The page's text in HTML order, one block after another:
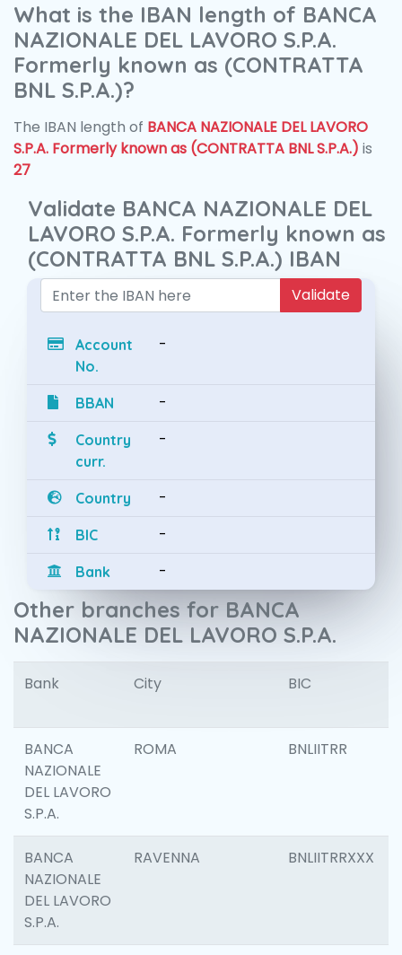
What is the IBAN length of BANCA
NAZIONALE DEL LAVORO S.P.A.
Formerly known as (CONTRATTA
BNL S.P.A.)?
The IBAN length of BANCA NAZIONALE DEL LAVORO
S.P.A. Formerly known as (CONTRATTA BNL S.P.A.) is
27
Validate BANCA NAZIONALE DEL
LAVORO S.P.A. Formerly known as
(CONTRATTA BNL S.P.A.) IBAN
Validate
Account
No.
-
BBAN -
Country
curr.
-
Country -
BIC -
Bank -
Other branches for BANCA
NAZIONALE DEL LAVORO S.P.A.
Bank City BIC
BANCA
NAZIONALE
DEL LAVORO
S.P.A.
ROMA BNLIITRR
BANCA
NAZIONALE
DEL LAVORO
S.P.A.
RAVENNA BNLIITRRXXX